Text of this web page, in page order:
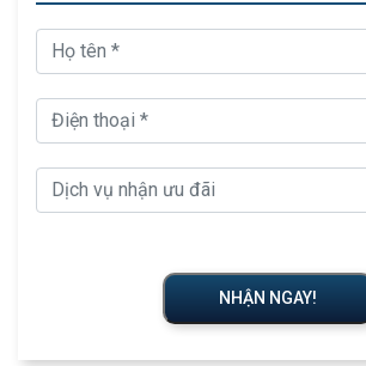
NHẬN NGAY!